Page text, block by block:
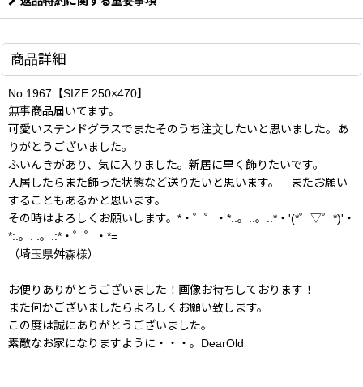
商品詳細
No.1967【SIZE:250×470】
無事商品届いてます。
可愛いステンドグラスでまたそのうち注文したいと思いました。あ
りがとうございました。
ふいんきがあり、気に入りました。新居に早く飾りたいです。
入居したらまた飾った状態など送りたいと思います。 またお願い
することもあるかと思います。
その時はよろしくお願いします。*・゜゜・*:.。..。.:*・'(*゜▽゜*)'・
*:.。. .。.:*・゜゜・*=
（埼玉県舛森様）
お便りありがとうございました！画像お待ちしております！
また何かございましたらよろしくお願い致します。
この度は誠にありがとうございました。
素敵なお家になりますように・・・。DearOld